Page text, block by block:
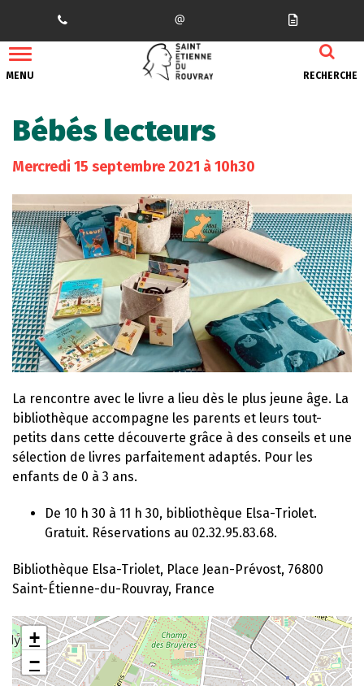
MENU RECHERCHE
Bébés lecteurs
Mercredi 15 septembre 2021 à 10h30
La rencontre avec le livre a lieu dès le plus jeune âge. La
bibliothèque accompagne les parents et leurs tout-
petits dans cette découverte grâce à des conseils et une
sélection de livres parfaitement adaptés. Pour les
enfants de 0 à 3 ans.
De 10 h 30 à 11 h 30, bibliothèque Elsa-Triolet.
Gratuit. Réservations au 02.32.95.83.68.
Bibliothèque Elsa-Triolet, Place Jean-Prévost, 76800
Saint-Étienne-du-Rouvray, France
+
−